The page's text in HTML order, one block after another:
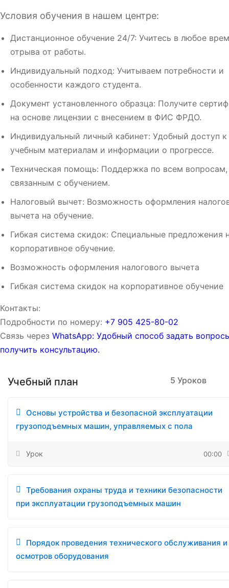
Условия обучения в нашем центре:
Дистанционное обучение 24/7: Учитесь в любое
отрыва от работы.
Индивидуальный подход: Учитываем потребности и
особенности каждого студента.
Документ установленного образца: Получите
на основе лицензии с внесением в ФИС ФРДО.
Индивидуальный личный кабинет: Удобный доступ к
учебным материалам и информации о прогрессе.
Техническая помощь: Поддержка по всем вопросам,
связанным с обучением.
Налоговый вычет: Возможность оформления
вычета на обучение.
Гибкая система скидок: Специальные предложения
корпоративное обучение.
Возможность оформления налогового вычета
Гибкая система скидок на корпоративное обучение
Контакты:
Подробности по номеру: ‪‪+7 905 425-80-02‬‬
Связь через WhatsApp: Удобный способ задать
получить консультацию.
Учебный план 5 Уроков
Основы устройства и безопасной эксплуатации
грузоподъемных машин, управляемых с пола
Урок 00:00
Требования охраны труда и техники безопасности
при эксплуатации грузоподъемных машин
Порядок проведения технического обслуживания и
осмотров оборудования